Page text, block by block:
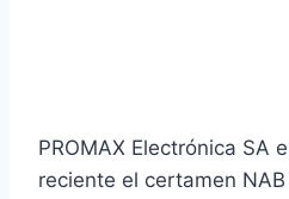
PROMAX Electrónica SA
reciente el certamen